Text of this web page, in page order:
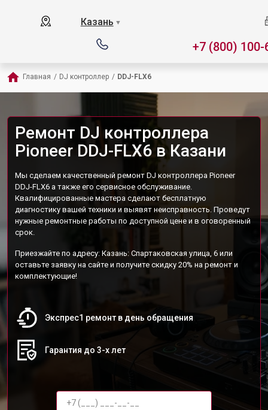
Казань ▼
+7 (800) 100-
Главная / DJ контроллер / DDJ-FLX6
Ремонт DJ контроллера
Pioneer DDJ-FLX6 в Казани
Мы сделаем качественный ремонт DJ контроллера Pioneer
DDJ-FLX6 а также его сервисное обслуживание.
Квалифицированные мастера сделают бесплатную
диагностику вашей техники и выявят неисправность. Проведут
нужные ремонтные работы по доступной цене и в оговоренный
срок.
Приезжайте по адресу: Казань: Спартаковская улица, 6 или
оставьте заявку на сайте и получите скидку 20% на ремонт и
комплектующие!
Экспрес1 ремонт в день обращения
Гарантия до 3-х лет